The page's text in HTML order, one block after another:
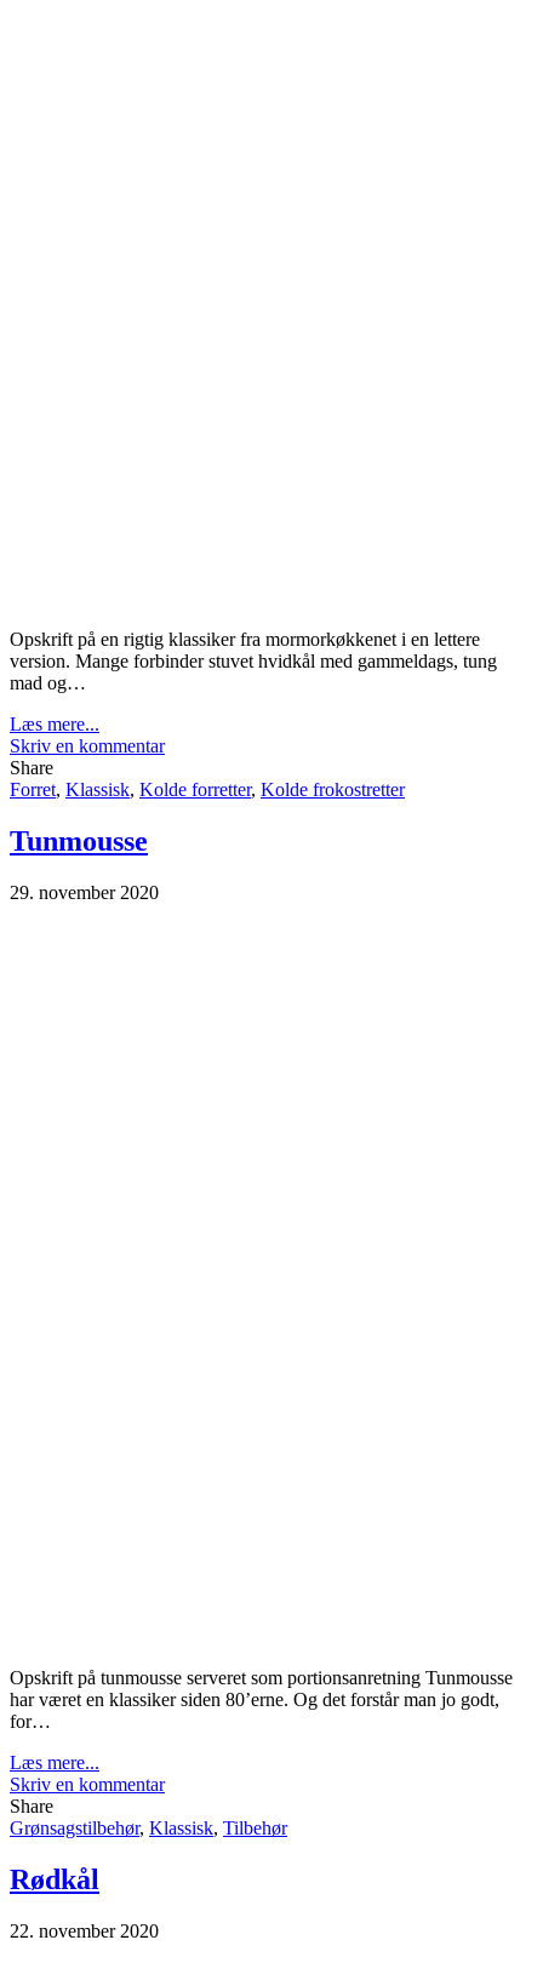
Opskrift på en rigtig klassiker fra mormorkøkkenet i en lettere
version. Mange forbinder stuvet hvidkål med gammeldags, tung
mad og…
Læs mere...
Skriv en kommentar
Share
Forret, Klassisk, Kolde forretter, Kolde frokostretter
Tunmousse
29. november 2020
Opskrift på tunmousse serveret som portionsanretning Tunmousse
har været en klassiker siden 80’erne. Og det forstår man jo godt,
for…
Læs mere...
Skriv en kommentar
Share
Grønsagstilbehør, Klassisk, Tilbehør
Rødkål
22. november 2020